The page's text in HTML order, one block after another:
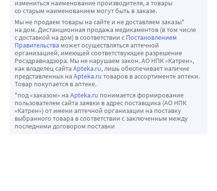
измениться наименование производителя, а товары
со старым наименованием могут быть в заказе.
Мы не продаем товары на сайте и не доставляем заказы*
на дом. Дистанционная продажа медикаментов (в том числе
с доставкой на дом) в соответствии с Постановлением
Правительства может осуществляться аптечной
организацией, имеющей соответствующее разрешение
Росздравнадзора. Мы не нарушаем закон. АО НПК «Катрен»,
как владелец сайта Apteka.ru, лишь обеспечивает наличие
представленных на Apteka.ru товаров в ассортименте аптеки.
Товар покупается в аптеке.
*под «заказом» на Apteka.ru понимается формирование
пользователем сайта заявки в адрес поставщика (АО НПК
«Катрен») от имени аптечной организации на поставку
выбранного товара в соответствии с заключенным между
последними договором поставки